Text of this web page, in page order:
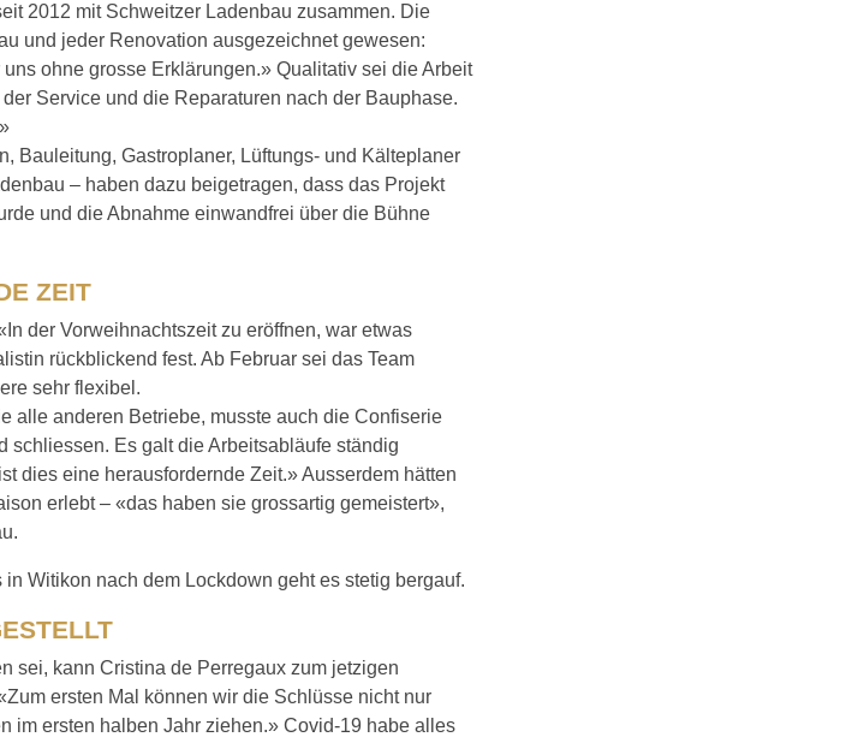
2012 mit Schweitzer Ladenbau zusammen. Die
und jeder Renovation ausgezeichnet gewesen:
ohne grosse Erklärungen.» Qualitativ sei die Arbeit
Service und die Reparaturen nach der Bauphase.
Bauleitung, Gastroplaner, Lüftungs- und Kälteplaner
– haben dazu beigetragen, dass das Projekt
und die Abnahme einwandfrei über die Bühne
ZEIT
der Vorweihnachtszeit zu eröffnen, war etwas
rückblickend fest. Ab Februar sei das Team
sehr flexibel.
alle anderen Betriebe, musste auch die Confiserie
schliessen. Es galt die Arbeitsabläufe ständig
dies eine herausfordernde Zeit.» Ausserdem hätten
erlebt – «das haben sie grossartig gemeistert»,
Witikon nach dem Lockdown geht es stetig bergauf.
sei, kann Cristina de Perregaux zum jetzigen
ersten Mal können wir die Schlüsse nicht nur
im ersten halben Jahr ziehen.» Covid-19 habe alles